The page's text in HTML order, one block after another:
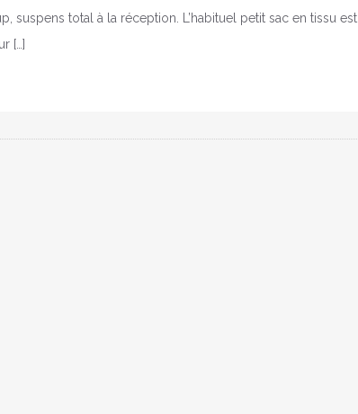
total à la réception. L’habituel petit sac en tissu est
[…]